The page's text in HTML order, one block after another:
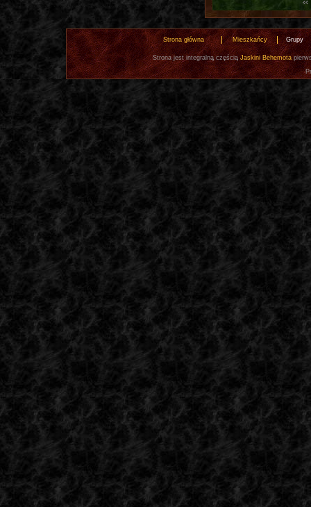
Strona główna Mieszkańcy Grupy
Strona jest integralną częścią Jaskini Behemota